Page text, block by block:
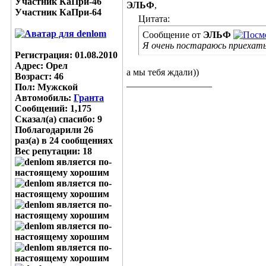
Участник КаПри-64
Регистрация: 01.08.2010
Адрес: Орел
Возраст: 46
Пол: Мужской
Автомобиль: Гранта
Сообщений: 1,175
Сказал(а) спасибо: 9
Поблагодарили 26
раз(а) в 24 сообщениях
Вес репутации: 18
ЭЛЬФ,
Цитата:
Сообщение от ЭЛЬФ
Я очень постараюсь
а мы тебя ждали))